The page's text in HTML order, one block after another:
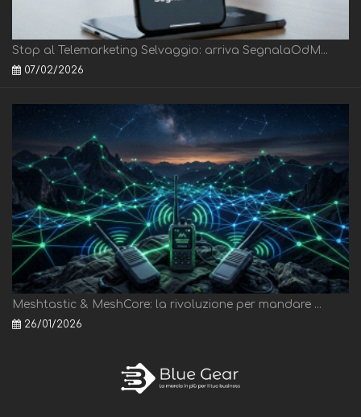
Stop al Telemarketing Selvaggio: arriva SegnalaOdM...
07/02/2026
Meshtastic & MeshCore: la rivoluzione per mandare ...
26/01/2026